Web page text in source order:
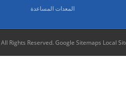
المعدات المساعدة
Rights Reserved. Google Sitemaps Local